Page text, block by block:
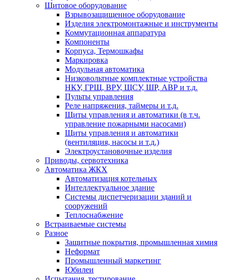
Щитовое оборудование
Взрывозащищенное оборудование
Изделия электромонтажные и инструменты
Коммутационная аппаратура
Компоненты
Корпуса, Термошкафы
Маркировка
Модульная автоматика
Низковольтные комплектные устройства
НКУ, ГРЩ, ВРУ, ЩСУ, ШР, АВР и т.д.
Пульты управления
Реле напряжения, таймеры и т.д.
Щиты управления и автоматики (в т.ч.
управление пожарными насосами)
Щиты управления и автоматики
(вентиляция, насосы и т.д.)
Электроустановочные изделия
Приводы, сервотехника
Автоматика ЖКХ
Автоматизация котельных
Интеллектуальное здание
Системы диспетчеризации зданий и
сооружений
Теплоснабжение
Встраиваемые системы
Разное
Защитные покрытия, промышленная химия
Неформат
Промышленный маркетинг
Юбилеи